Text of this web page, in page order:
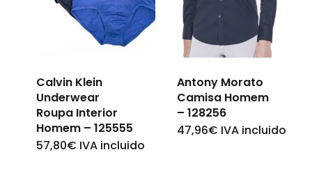
options
may
chosen
the
product
options
may
be
chosen
on
Calvin Klein
Underwear
Roupa Interior
Homem – 125555
57,80€ IVA incluido
This
Antony Morato
Camisa Homem
– 128256
47,96€ IVA incluido
This